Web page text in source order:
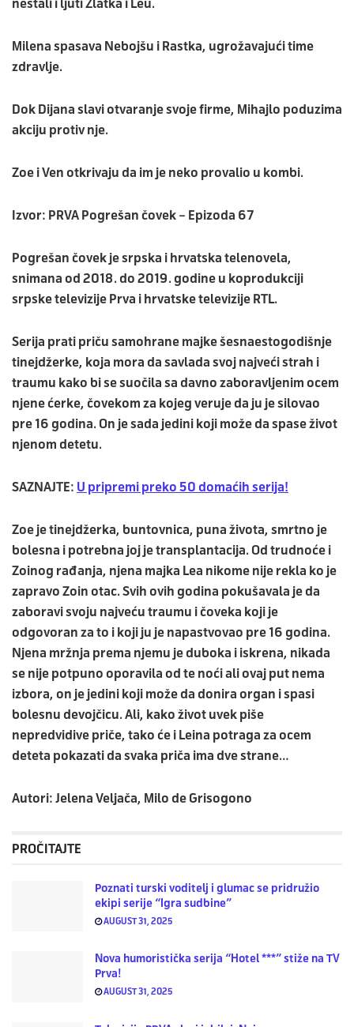
nestali i ljuti Zlatka i Leu.
Milena spasava Nebojšu i Rastka, ugrožavajući time
zdravlje.
Dok Dijana slavi otvaranje svoje firme, Mihajlo poduzima
akciju protiv nje.
Zoe i Ven otkrivaju da im je neko provalio u kombi.
Izvor: PRVA Pogrešan čovek – Epizoda 67
Pogrešan čovek je srpska i hrvatska telenovela,
snimana od 2018. do 2019. godine u koprodukciji
srpske televizije Prva i hrvatske televizije RTL.
Serija prati priču samohrane majke šesnaestogodišnje
tinejdžerke, koja mora da savlada svoj najveći strah i
traumu kako bi se suočila sa davno zaboravljenim ocem
njene ćerke, čovekom za kojeg veruje da ju je silovao
pre 16 godina. On je sada jedini koji može da spase život
njenom detetu.
SAZNAJTE: U pripremi preko 50 domaćih serija!
Zoe je tinejdžerka, buntovnica, puna života, smrtno je
bolesna i potrebna joj je transplantacija. Od trudnoće i
Zoinog rađanja, njena majka Lea nikome nije rekla ko je
zapravo Zoin otac. Svih ovih godina pokušavala je da
zaboravi svoju najveću traumu i čoveka koji je
odgovoran za to i koji ju je napastvovao pre 16 godina.
Njena mržnja prema njemu je duboka i iskrena, nikada
se nije potpuno oporavila od te noći ali ovaj put nema
izbora, on je jedini koji može da donira organ i spasi
bolesnu devojčicu. Ali, kako život uvek piše
nepredvidive priče, tako će i Leina potraga za ocem
deteta pokazati da svaka priča ima dve strane…
Autori: Jelena Veljača, Milo de Grisogono
PROČITAJTE
Poznati turski voditelj i glumac se pridružio
ekipi serije “Igra sudbine”
AUGUST 31, 2025
Nova humoristička serija “Hotel ***” stiže na TV
Prva!
AUGUST 31, 2025